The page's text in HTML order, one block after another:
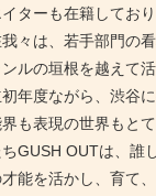
イターも在籍しており
々は、若手部門の
ルの垣根を越えて
年度ながら、渋谷
も表現の世界もと
GUSH OUTは、誰
能を活かし、育て